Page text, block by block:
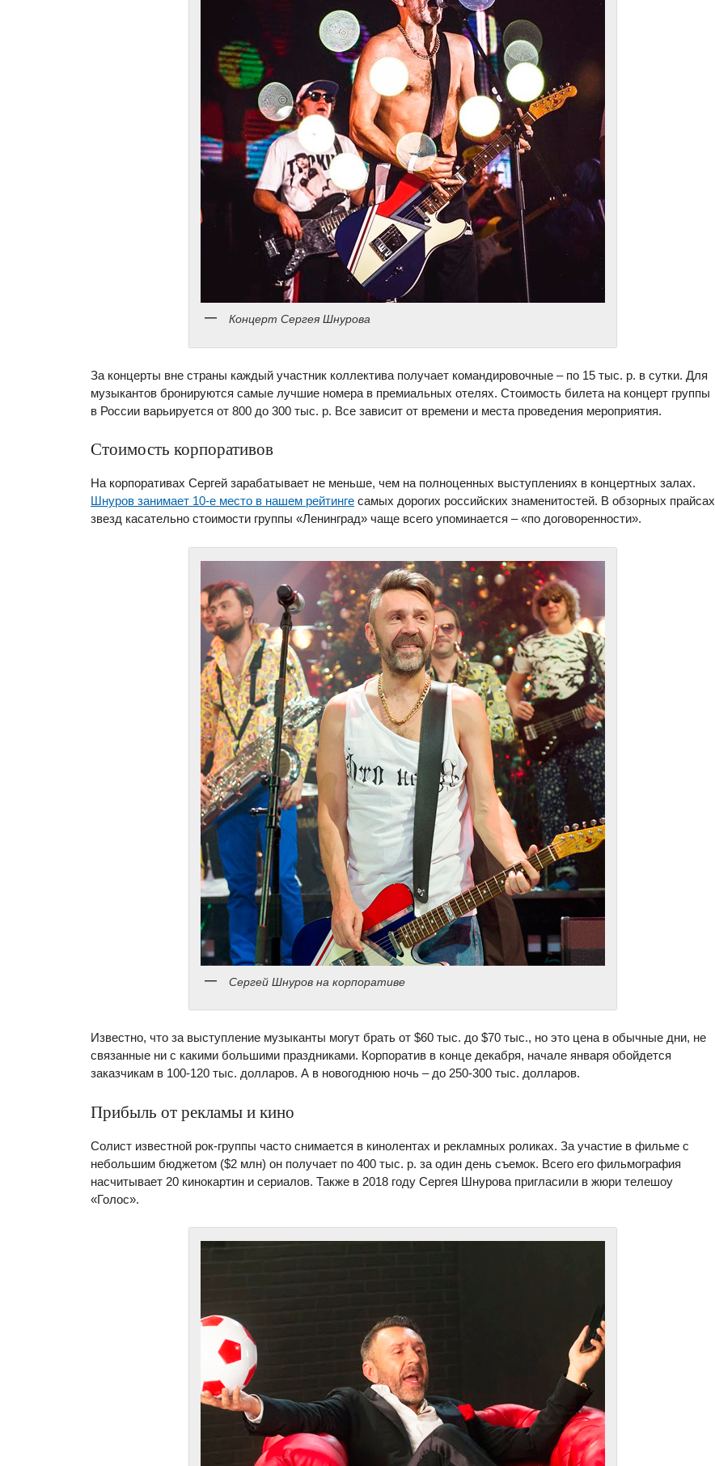
Концерт Сергея Шнурова
За концерты вне страны каждый участник коллектива получает командировочные – по 15 тыс. р. в сутки. Для
музыкантов бронируются самые лучшие номера в премиальных отелях. Стоимость билета на концерт группы
в России варьируется от 800 до 300 тыс. р. Все зависит от времени и места проведения мероприятия.
Стоимость корпоративов
На корпоративах Сергей зарабатывает не меньше, чем на полноценных выступлениях в концертных залах.
Шнуров занимает 10-е место в нашем рейтинге самых дорогих российских знаменитостей. В обзорных прайсах
звезд касательно стоимости группы «Ленинград» чаще всего упоминается – «по договоренности».
Сергей Шнуров на корпоративе
Известно, что за выступление музыканты могут брать от $60 тыс. до $70 тыс., но это цена в обычные дни, не
связанные ни с какими большими праздниками. Корпоратив в конце декабря, начале января обойдется
заказчикам в 100-120 тыс. долларов. А в новогоднюю ночь – до 250-300 тыс. долларов.
Прибыль от рекламы и кино
Солист известной рок-группы часто снимается в кинолентах и рекламных роликах. За участие в фильме с
небольшим бюджетом ($2 млн) он получает по 400 тыс. р. за один день съемок. Всего его фильмография
насчитывает 20 кинокартин и сериалов. Также в 2018 году Сергея Шнурова пригласили в жюри телешоу
«Голос».